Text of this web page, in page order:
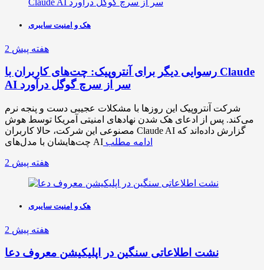
هک و امنیت سایبری
2 هفته پیش
رسوایی دیگر برای آنتروپیک: چت‌های کاربران با Claude
AI سر از سرچ گوگل درآورد
شرکت آنتروپیک این روزها با مشکلات عجیبی دست و پنجه نرم
می‌کند. پس از ادعای هک شدن نهادهای امنیتی آمریکا توسط هوش
مصنوعی این شرکت، حالا کاربران Claude AI گزارش داده‌اند که
چت‌هایشان با مدل‌های AI ادامه مطلب
2 هفته پیش
هک و امنیت سایبری
2 هفته پیش
نشت اطلاعاتی سنگین در اپلیکیشن معروف دعا